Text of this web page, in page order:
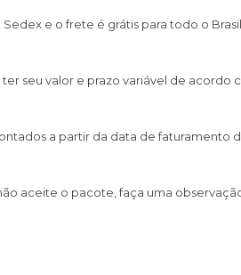
e o frete é grátis para todo o
seu valor e prazo variável de acordo
a partir da data de faturamento
aceite o pacote, faça uma